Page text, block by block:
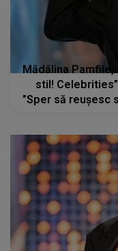
Mădălina
stil!
”Sper să reușesc